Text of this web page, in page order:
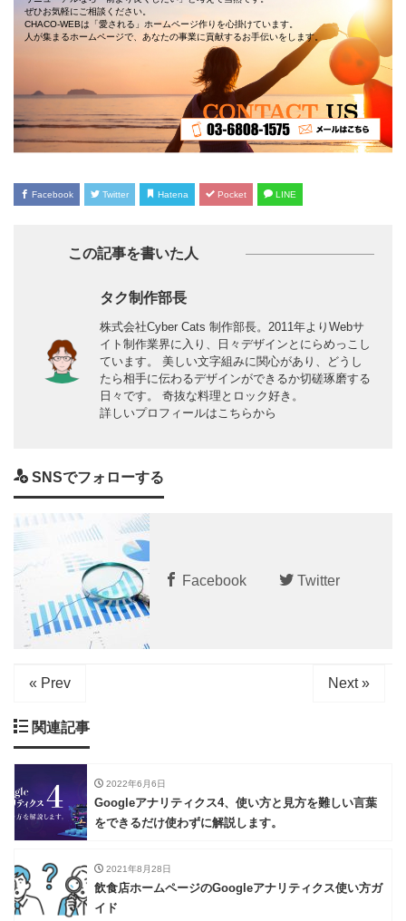
ぜひお気軽にご相談ください。
CHACO-WEBは「愛される」ホームページ作りを心掛けています。
人が集まるホームページで、あなたの事業に貢献するお手伝いをします。
Facebook Twitter Hatena Pocket LINE
この記事を書いた人
タク制作部長
株式会社Cyber Cats 制作部長。2011年よりWebサ
イト制作業界に入り、日々デザインとにらめっこし
ています。 美しい文字組みに関心があり、どうし
たら相手に伝わるデザインができるか切磋琢磨する
日々です。 奇抜な料理とロック好き。
詳しいプロフィールはこちらから
SNSでフォローする
Facebook Twitter
« Prev Next »
関連記事
2022年6月6日
Googleアナリティクス4、使い方と見方を難しい言葉
をできるだけ使わずに解説します。
2021年8月28日
飲食店ホームページのGoogleアナリティクス使い方ガ
イド